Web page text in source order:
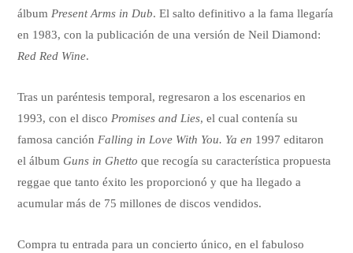
álbum Present Arms in Dub. El salto definitivo a la fama llegaría
en 1983, con la publicación de una versión de Neil Diamond:
Red Red Wine.
Tras un paréntesis temporal, regresaron a los escenarios en
1993, con el disco Promises and Lies, el cual contenía su
famosa canción Falling in Love With You. Ya en 1997 editaron
el álbum Guns in Ghetto que recogía su característica propuesta
reggae que tanto éxito les proporcionó y que ha llegado a
acumular más de 75 millones de discos vendidos.
Compra tu entrada para un concierto único, en el fabuloso